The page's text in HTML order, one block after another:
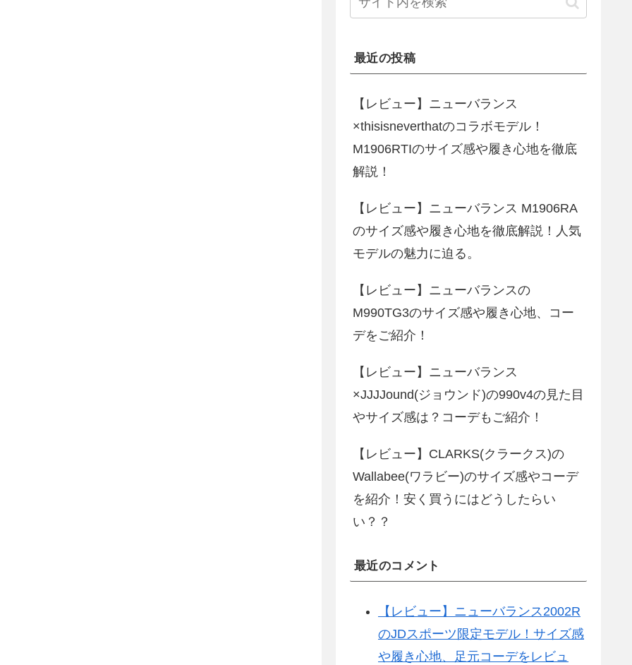
最近の投稿
【レビュー】ニューバランス
×thisisneverthatのコラボモデル！
M1906RTIのサイズ感や履き心地を徹底
解説！
【レビュー】ニューバランス M1906RA
のサイズ感や履き心地を徹底解説！人気
モデルの魅力に迫る。
【レビュー】ニューバランスの
M990TG3のサイズ感や履き心地、コー
デをご紹介！
【レビュー】ニューバランス
×JJJJound(ジョウンド)の990v4の見た目
やサイズ感は？コーデもご紹介！
【レビュー】CLARKS(クラークス)の
Wallabee(ワラビー)のサイズ感やコーデ
を紹介！安く買うにはどうしたらい
い？？
最近のコメント
【レビュー】ニューバランス2002R
のJDスポーツ限定モデル！サイズ感
や履き心地、足元コーデをレビュ